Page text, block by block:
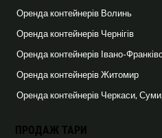
Оренда контейнерів Волинь
Оренда контейнерів Чернігів
Оренда контейнерів Івано-
Оренда контейнерів Житомир
Оренда контейнерів Черкаси,
ПРОДАЖ ТАРИ